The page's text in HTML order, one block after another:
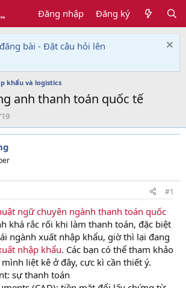
Đăng nhập Đăng ký
bài - Đặt câu hỏi lên
khẩu và logistics
anh thanh toán quốc tế
#1
ngữ chuyên ngành thanh toán quốc
khá rắc rối khi làm thanh toán, đặc biệt
ngành xuất nhập khẩu, giờ thì lại đang
nhập khẩu. Các bạn có thể tham khảo
liệt kê ở đây, cực kì cần thiết ý.
sự thanh toán